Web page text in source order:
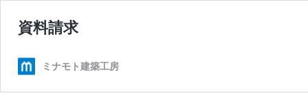
資料請求
ミナモト建築工房